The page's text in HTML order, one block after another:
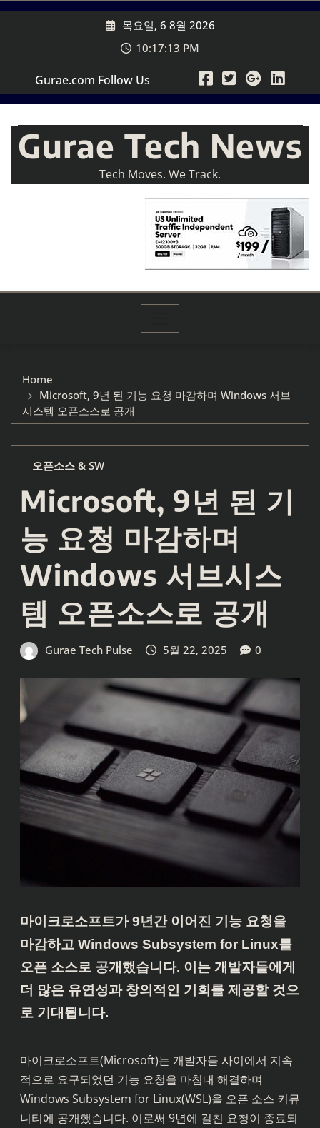
Skip
목요일, 6 8월 2026
10:17:14 PM
Gurae.com Follow Us
Gurae Tech News
Tech Moves. We Track.
Home
Microsoft, 9년 된 기능 요청 마감하며 Windows 서브
시스템 오픈소스로 공개
오픈소스 & SW
Microsoft, 9년 된 기
능 요청 마감하며
Windows 서브시스
템 오픈소스로 공개
Gurae Tech Pulse 5월 22, 2025 0
마이크로소프트가 9년간 이어진 기능 요청을
마감하고 Windows Subsystem for Linux를
오픈 소스로 공개했습니다. 이는 개발자들에게
더 많은 유연성과 창의적인 기회를 제공할 것으
로 기대됩니다.
마이크로소프트(Microsoft)는 개발자들 사이에서 지속
적으로 요구되었던 기능 요청을 마침내 해결하며
Windows Subsystem for Linux(WSL)을 오픈 소스 커뮤
니티에 공개했습니다. 이로써 9년에 걸친 요청이 종료되